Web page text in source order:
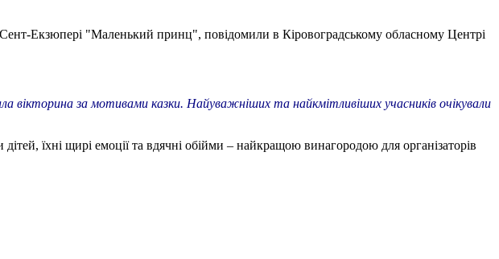
Екзюпері "Маленький принц", повідомили в Кіровоградському обласному Центрі
за мотивами казки. Найуважніших та найкмітливіших учасників очікували
їхні щирі емоції та вдячні обійми – найкращою винагородою для організаторів